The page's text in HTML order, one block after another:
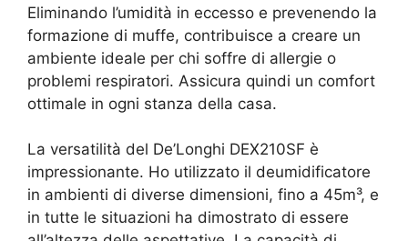
Eliminando l’umidità in eccesso e prevenendo la
formazione di muffe, contribuisce a creare un
ambiente ideale per chi soffre di allergie o
problemi respiratori. Assicura quindi un comfort
ottimale in ogni stanza della casa.
La versatilità del De’Longhi DEX210SF è
impressionante. Ho utilizzato il deumidificatore
in ambienti di diverse dimensioni, fino a 45m³, e
in tutte le situazioni ha dimostrato di essere